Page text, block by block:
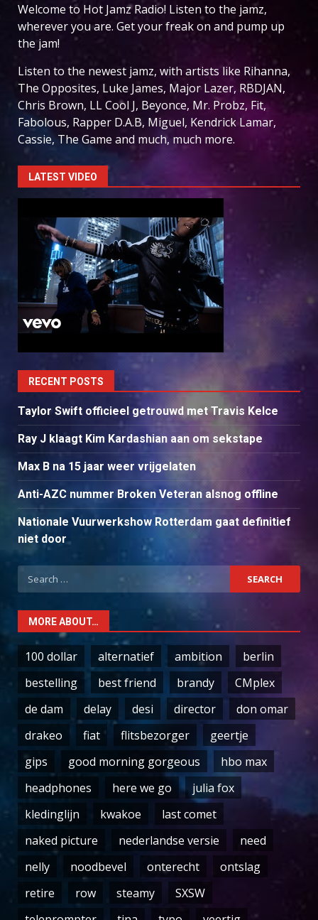
Welcome to Hot Jamz Radio! Listen to the jamz,
wherever you are. Get your freak on and pump up
the jam!
Listen to the newest jamz, with artists like Rihanna,
The Opposites, Luke James, Major Lazer, RBDJAN,
Chris Brown, LL Cool J, Beyonce, Mr. Probz, Fit,
Fabolous, Rapper D.A.B, Miguel, Kendrick Lamar,
Cassie, The Game and much, much more.
LATEST VIDEO
RECENT POSTS
Taylor Swift officieel getrouwd met Travis Kelce
Ray J klaagt Kim Kardashian aan om sekstape
Max B na 15 jaar weer vrijgelaten
Anti-AZC nummer Broken Veteran alsnog offline
Nationale Vuurwerkshow Rotterdam gaat definitief
niet door
Search
for:
MORE ABOUT…
100 dollar alternatief ambition
berlin
bestelling
best friend brandy
CMplex
de dam
delay desi director
don omar
drakeo
fiat flitsbezorger
geertje
gips
good morning gorgeous
hbo max
headphones
here we go
julia fox
kledinglijn
kwakoe
last comet
naked picture
nederlandse versie
need
nelly
noodbevel onterecht
ontslag
retire
row steamy
SXSW